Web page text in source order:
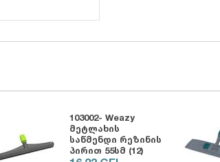
103002- Weazy
მეტლახის
საწმენდი რეზინის
პირით 55სმ (12)